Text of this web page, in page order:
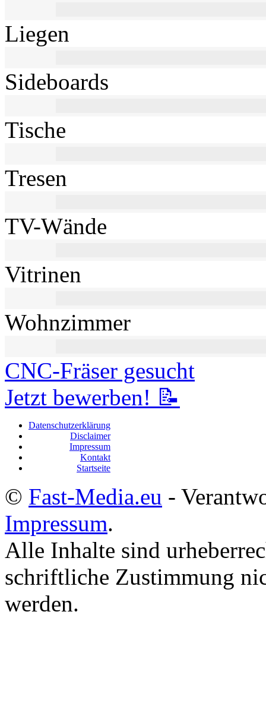
Liegen
Sideboards
Tische
Tresen
TV-Wände
Vitrinen
Wohnzimmer
CNC-Fräser gesucht
Jetzt bewerben! 📝
Datenschutzerklärung
Disclaimer
Impressum
Kontakt
Startseite
© Fast-Media.eu -
Impressum.
Alle Inhalte sind
schriftliche Zustimmung
werden.